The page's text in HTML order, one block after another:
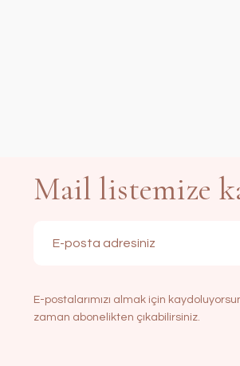
Mail listemize
E-postalarımızı almak için
zaman abonelikten çıkabilirsiniz.